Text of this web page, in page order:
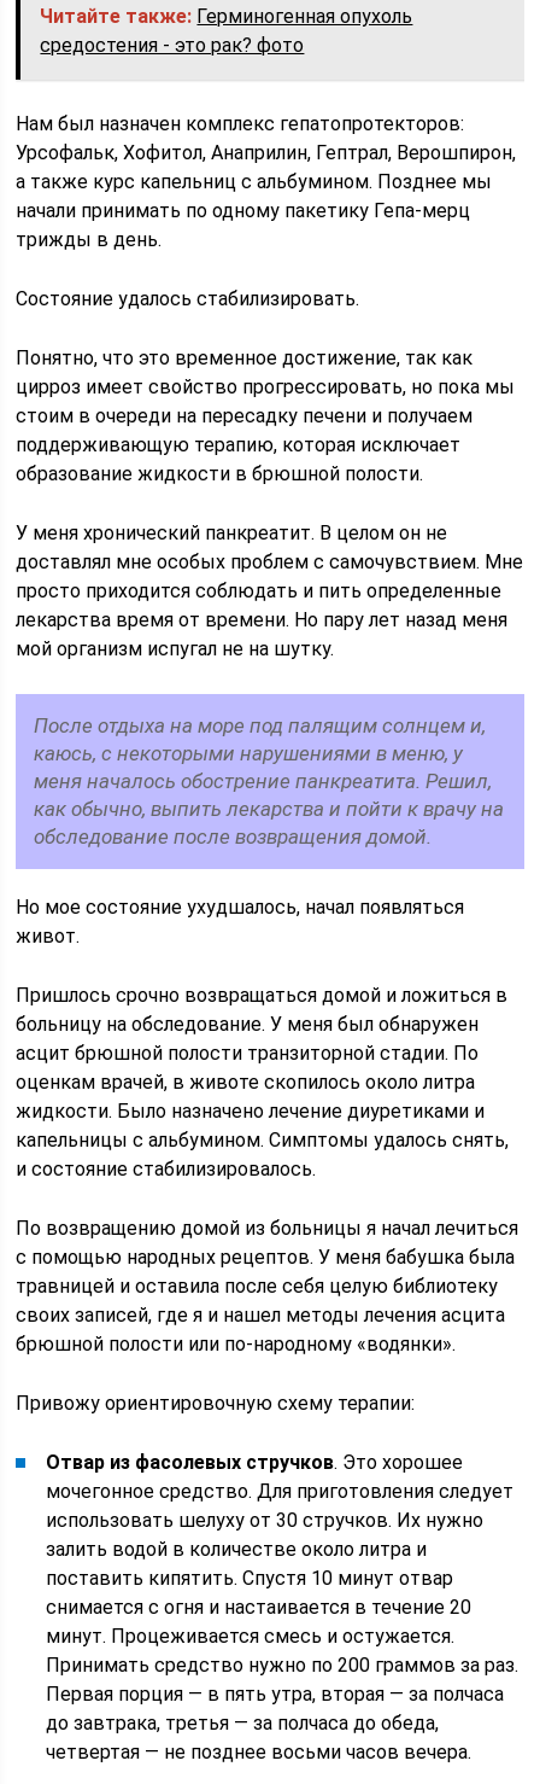
Читайте также: Герминогенная опухоль
средостения - это рак? фото
Нам был назначен комплекс гепатопротекторов:
Урсофальк, Хофитол, Анаприлин, Гептрал, Верошпирон,
а также курс капельниц с альбумином. Позднее мы
начали принимать по одному пакетику Гепа-мерц
трижды в день.
Состояние удалось стабилизировать.
Понятно, что это временное достижение, так как
цирроз имеет свойство прогрессировать, но пока мы
стоим в очереди на пересадку печени и получаем
поддерживающую терапию, которая исключает
образование жидкости в брюшной полости.
У меня хронический панкреатит. В целом он не
доставлял мне особых проблем с самочувствием. Мне
просто приходится соблюдать и пить определенные
лекарства время от времени. Но пару лет назад меня
мой организм испугал не на шутку.
После отдыха на море под палящим солнцем и,
каюсь, с некоторыми нарушениями в меню, у
меня началось обострение панкреатита. Решил,
как обычно, выпить лекарства и пойти к врачу на
обследование после возвращения домой.
Но мое состояние ухудшалось, начал появляться
живот.
Пришлось срочно возвращаться домой и ложиться в
больницу на обследование. У меня был обнаружен
асцит брюшной полости транзиторной стадии. По
оценкам врачей, в животе скопилось около литра
жидкости. Было назначено лечение диуретиками и
капельницы с альбумином. Симптомы удалось снять,
и состояние стабилизировалось.
По возвращению домой из больницы я начал лечиться
с помощью народных рецептов. У меня бабушка была
травницей и оставила после себя целую библиотеку
своих записей, где я и нашел методы лечения асцита
брюшной полости или по-народному «водянки».
Привожу ориентировочную схему терапии:
Отвар из фасолевых стручков. Это хорошее
мочегонное средство. Для приготовления следует
использовать шелуху от 30 стручков. Их нужно
залить водой в количестве около литра и
поставить кипятить. Спустя 10 минут отвар
снимается с огня и настаивается в течение 20
минут. Процеживается смесь и остужается.
Принимать средство нужно по 200 граммов за раз.
Первая порция — в пять утра, вторая — за полчаса
до завтрака, третья — за полчаса до обеда,
четвертая — не позднее восьми часов вечера.